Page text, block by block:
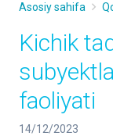
Asosiy sahifa
Kichik
faoliyati
14/12/2023